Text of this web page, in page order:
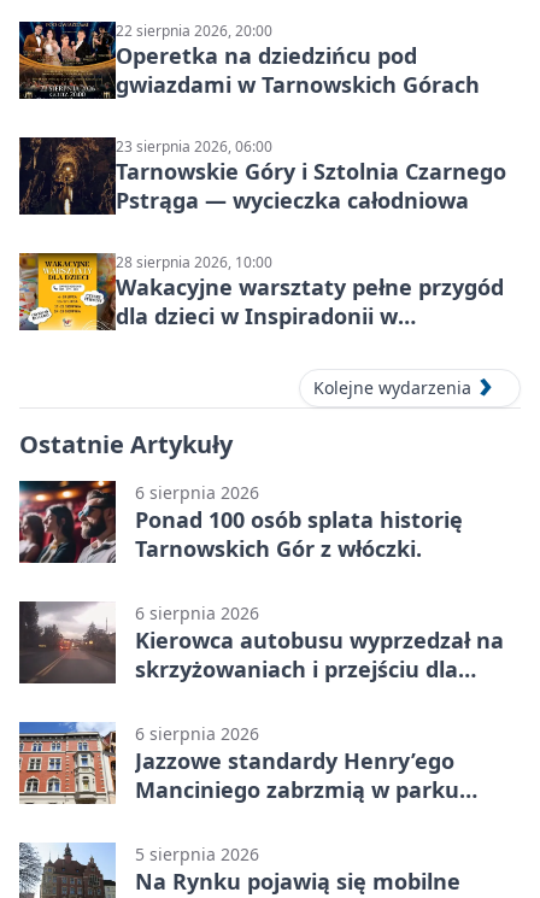
22 sierpnia 2026, 20:00
Operetka na dziedzińcu pod
gwiazdami w Tarnowskich Górach
23 sierpnia 2026, 06:00
Tarnowskie Góry i Sztolnia Czarnego
Pstrąga — wycieczka całodniowa
28 sierpnia 2026, 10:00
Wakacyjne warsztaty pełne przygód
dla dzieci w Inspiradonii w
Kolejne wydarzenia
Ostatnie Artykuły
6 sierpnia 2026
Ponad 100 osób splata historię
Tarnowskich Gór z włóczki.
6 sierpnia 2026
Kierowca autobusu wyprzedzał na
skrzyżowaniach i przejściu dla
6 sierpnia 2026
Jazzowe standardy Henry’ego
Manciniego zabrzmią w parku
5 sierpnia 2026
Na Rynku pojawią się mobilne